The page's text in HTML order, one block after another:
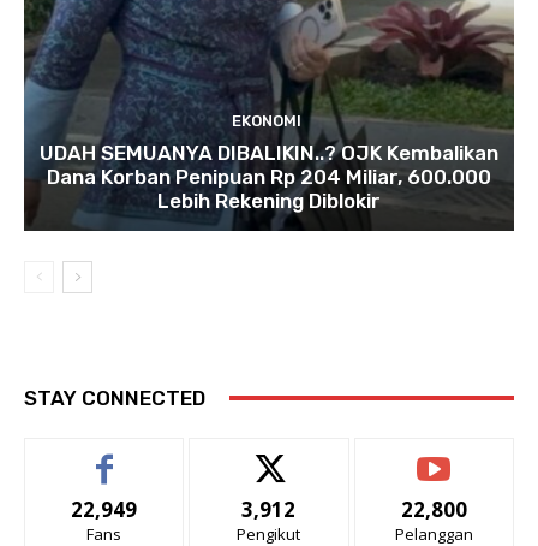
EKONOMI
UDAH SEMUANYA DIBALIKIN..? OJK Kembalikan
Dana Korban Penipuan Rp 204 Miliar, 600.000
Lebih Rekening Diblokir
STAY CONNECTED
22,949
Fans
3,912
Pengikut
22,800
Pelanggan